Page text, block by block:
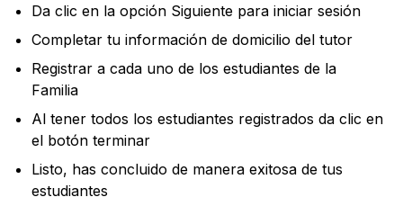
Da clic en la opción Siguiente para iniciar sesión
Completar tu información de domicilio del tutor
Registrar a cada uno de los estudiantes de la
Familia
Al tener todos los estudiantes registrados da clic en
el botón terminar
Listo, has concluido de manera exitosa de tus
estudiantes